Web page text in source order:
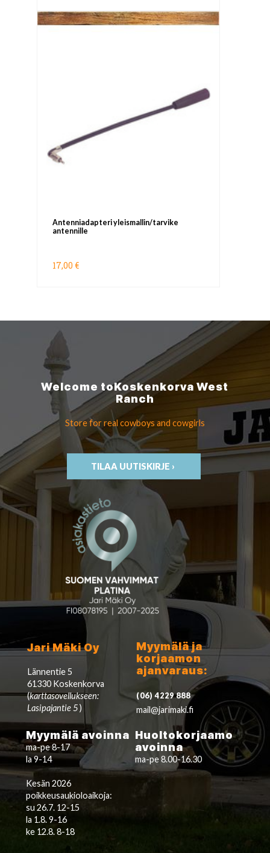
Antenniadapteri yleismallin/tarvike
antennille
17,00 €
Welcome toKoskenkorvaWest
Ranch
Store for real cowboys and cowgirls
TILAA UUTISKIRJE ›
Jari Mäki Oy
Lännentie 5
61330 Koskenkorva
(karttasovellukseen:
Lasipajantie 5)
Myymälä ja
korjaamon
ajanvaraus:
(06) 4229 888
mail@jarimaki.fi
Myymälä avoinna
ma-pe 8-17
la 9-14
Kesän 2026
poikkeusaukioloaikoja:
su 26.7. 12-15
la 1.8. 9-16
ke 12.8. 8-18
Huoltokorjaamo
avoinna
ma-pe 8.00-16.30